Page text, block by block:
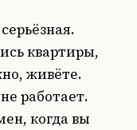
квартиры,
живёте.
работает.
когда вы